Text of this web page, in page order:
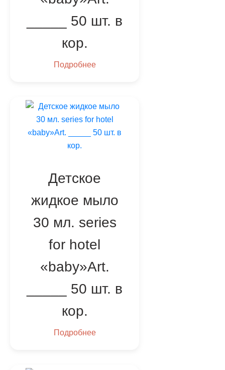
_____ 50 шт. в
кор.
Подробнее
Детское
жидкое мыло
30 мл. series
for hotel
«baby»Art.
_____ 50 шт. в
кор.
Подробнее